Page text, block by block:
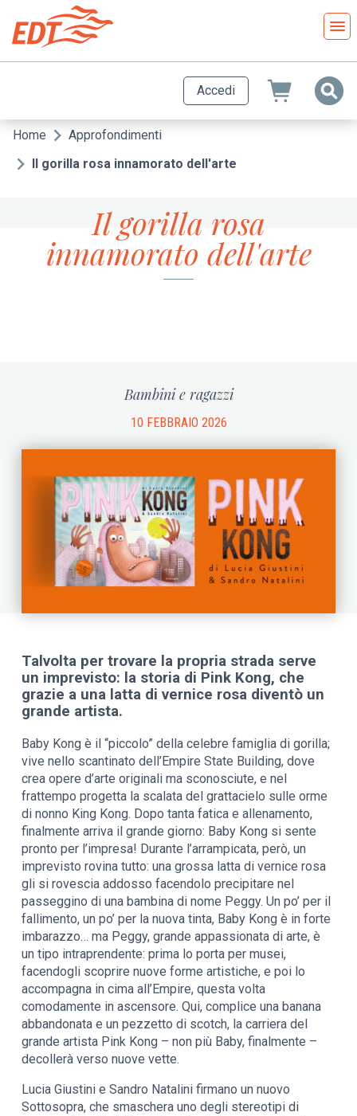
contenuto
principale
Accedi
Briciole
di
Home
Approfondimenti
Il gorilla rosa innamorato dell'arte
Il gorilla rosa
innamorato dell'arte
Bambini e ragazzi
10 FEBBRAIO 2026
Talvolta per trovare la propria strada serve
un imprevisto: la storia di Pink Kong, che
grazie a una latta di vernice rosa diventò un
grande artista.
Baby Kong è il “piccolo” della celebre famiglia di gorilla;
vive nello scantinato dell’Empire State Building, dove
crea opere d’arte originali ma sconosciute, e nel
frattempo progetta la scalata del grattacielo sulle orme
di nonno King Kong. Dopo tanta fatica e allenamento,
finalmente arriva il grande giorno: Baby Kong si sente
pronto per l’impresa! Durante l’arrampicata, però, un
imprevisto rovina tutto: una grossa latta di vernice rosa
gli si rovescia addosso facendolo precipitare nel
passeggino di una bambina di nome Peggy. Un po’ per il
fallimento, un po’ per la nuova tinta, Baby Kong è in forte
imbarazzo… ma Peggy, grande appassionata di arte, è
un tipo intraprendente: prima lo porta per musei,
facendogli scoprire nuove forme artistiche, e poi lo
accompagna in cima all’Empire, questa volta
comodamente in ascensore. Qui, complice una banana
abbandonata e un pezzetto di scotch, la carriera del
grande artista Pink Kong – non più Baby, finalmente –
decollerà verso nuove vette.
Lucia Giustini e Sandro Natalini firmano un nuovo
Sottosopra, che smaschera uno degli stereotipi di